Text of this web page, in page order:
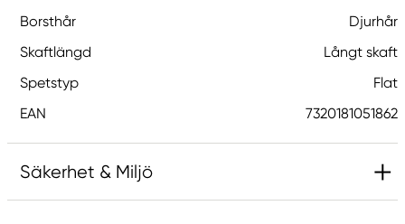
Borsthår
Djurhår
Skaftlängd
Långt skaft
Spetstyp
Flat
EAN
7320181051862
Säkerhet & Miljö